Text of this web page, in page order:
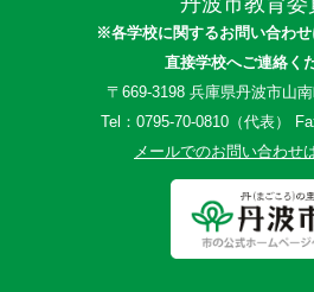
※各学校に関するお問い合わせ
直接学校へご連絡く
〒669-3198 兵庫県丹波市山
Tel：0795-70-0810（代表）
メールでのお問い合わせ